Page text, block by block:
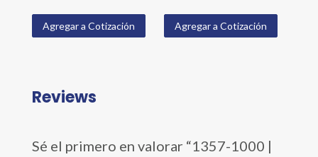
Agregar a Cotización Agregar a Cotización
Reviews
Sé el primero en valorar “1357-1000 |